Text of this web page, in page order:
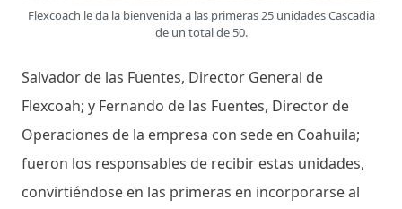
Flexcoach le da la bienvenida a las primeras 25 unidades Cascadia
de un total de 50.
Salvador de las Fuentes, Director General de
Flexcoah; y Fernando de las Fuentes, Director de
Operaciones de la empresa con sede en Coahuila;
fueron los responsables de recibir estas unidades,
convirtiéndose en las primeras en incorporarse al